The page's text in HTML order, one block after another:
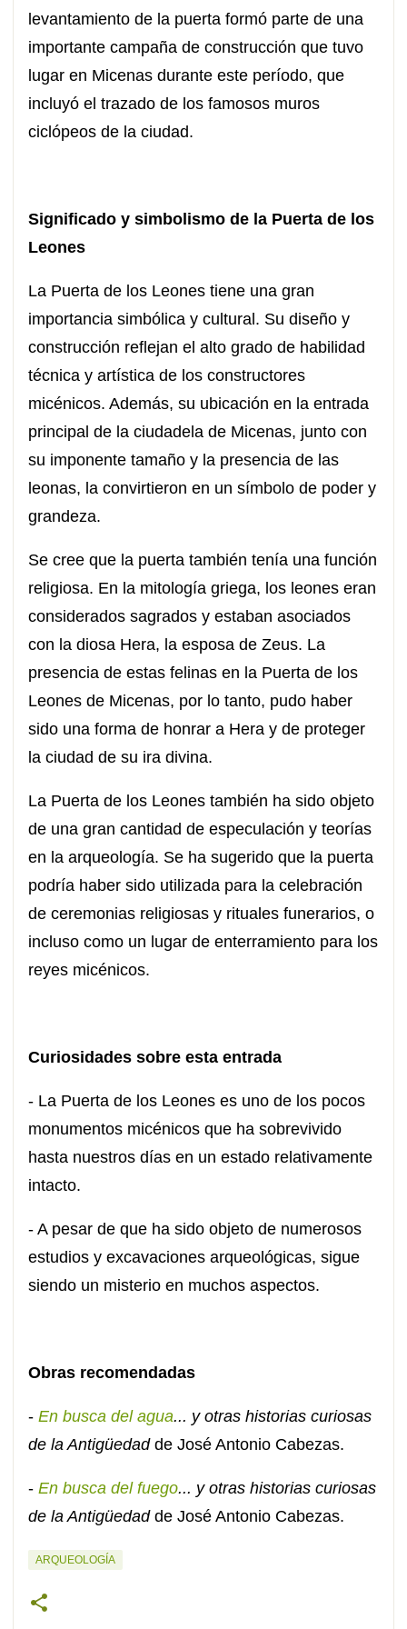
levantamiento de la puerta formó parte de una
importante campaña de construcción que tuvo
lugar en Micenas durante este período, que
incluyó el trazado de los famosos muros
ciclópeos de la ciudad.
Significado y simbolismo de la Puerta de los
Leones
La Puerta de los Leones tiene una gran
importancia simbólica y cultural. Su diseño y
construcción reflejan el alto grado de habilidad
técnica y artística de los constructores
micénicos. Además, su ubicación en la entrada
principal de la ciudadela de Micenas, junto con
su imponente tamaño y la presencia de las
leonas, la convirtieron en un símbolo de poder y
grandeza.
Se cree que la puerta también tenía una función
religiosa. En la mitología griega, los leones eran
considerados sagrados y estaban asociados
con la diosa Hera, la esposa de Zeus. La
presencia de estas felinas en la Puerta de los
Leones de Micenas, por lo tanto, pudo haber
sido una forma de honrar a Hera y de proteger
la ciudad de su ira divina.
La Puerta de los Leones también ha sido objeto
de una gran cantidad de especulación y teorías
en la arqueología. Se ha sugerido que la puerta
podría haber sido utilizada para la celebración
de ceremonias religiosas y rituales funerarios, o
incluso como un lugar de enterramiento para los
reyes micénicos.
Curiosidades sobre esta entrada
- La Puerta de los Leones es uno de los pocos
monumentos micénicos que ha sobrevivido
hasta nuestros días en un estado relativamente
intacto.
- A pesar de que ha sido objeto de numerosos
estudios y excavaciones arqueológicas, sigue
siendo un misterio en muchos aspectos.
Obras recomendadas
- En busca del agua... y otras historias curiosas
de la Antigüedad de José Antonio Cabezas.
- En busca del fuego... y otras historias curiosas
de la Antigüedad de José Antonio Cabezas.
ARQUEOLOGÍA